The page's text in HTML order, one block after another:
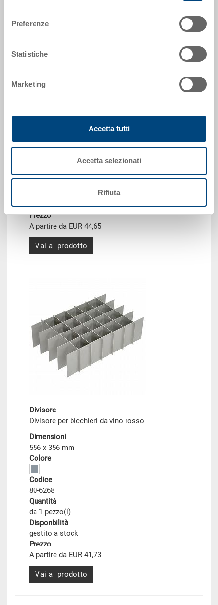
Preferenze
Statistiche
Marketing
Accetta tutti
Accetta selezionati
Rifiuta
Divisore
Dimensioni
Quantità
gestito a stock
Prezzo
A partire da EUR 44,65
Vai al prodotto
Divisore
Divisore per bicchieri da vino rosso
Dimensioni
556 x 356 mm
Colore
Codice
80-6268
Quantità
da 1 pezzo(i)
Disponbilità
gestito a stock
Prezzo
A partire da EUR 41,73
Vai al prodotto